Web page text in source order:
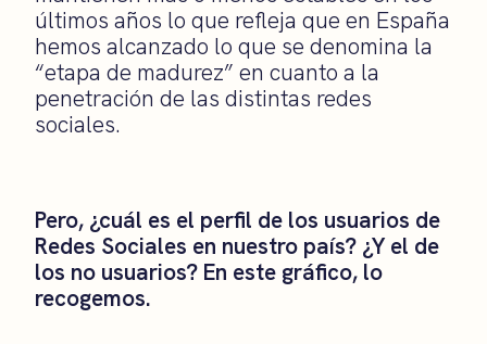
últimos años lo que refleja que en España
hemos alcanzado lo que se denomina la
“etapa de madurez” en cuanto a la
penetración de las distintas redes
sociales.
Pero, ¿cuál es el perfil de los usuarios de
Redes Sociales en nuestro país? ¿Y el de
los no usuarios? En este gráfico, lo
recogemos.